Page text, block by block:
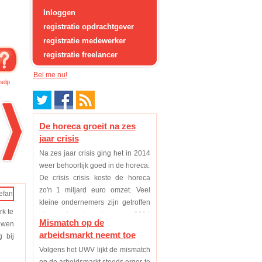
Inloggen
registratie opdrachtgever
registratie medewerker
registratie freelancer
De horeca groeit na zes
jaar crisis
Na zes jaar crisis ging het in 2014
weer behoorlijk goed in de horeca.
De crisis crisis koste de horeca
zo'n 1 miljard euro omzet. Veel
kleine ondernemers zijn getroffen
binnen deze branche, maar 2014
was eindelijk voor de meeste weer
een p...
Mismatch op de
arbeidsmarkt neemt toe
Volgens het UWV lijkt de mismatch
te
bij
Bel me nu!